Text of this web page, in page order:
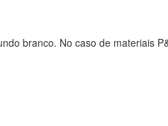
branco. No caso de materiais